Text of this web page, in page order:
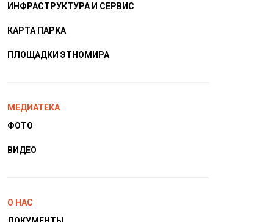
ИНФРАСТРУКТУРА И СЕРВИС
КАРТА ПАРКА
ПЛОЩАДКИ ЭТНОМИРА
МЕДИАТЕКА
ФОТО
ВИДЕО
О НАС